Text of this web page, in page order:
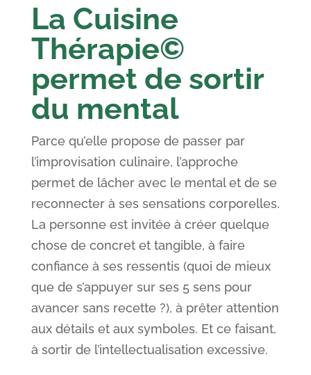
La Cuisine
Thérapie©
permet de sortir
du mental
Parce qu’elle propose de passer par
l’improvisation culinaire, l’approche
permet de lâcher avec le mental et de se
reconnecter à ses sensations corporelles.
La personne est invitée à créer quelque
chose de concret et tangible, à faire
confiance à ses ressentis (quoi de mieux
que de s’appuyer sur ses 5 sens pour
avancer sans recette ?), à prêter attention
aux détails et aux symboles. Et ce faisant,
à sortir de l’intellectualisation excessive.